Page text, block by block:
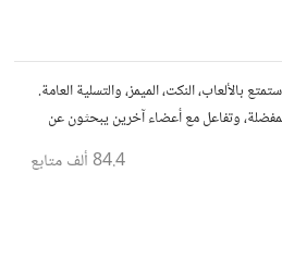
بالألعاب، النكت، الميمز، والتسلية العامة.
وتفاعل مع أعضاء آخرين يبحثون عن
84.4 ألف متابع